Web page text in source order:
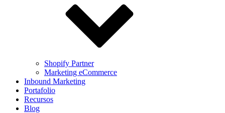
Shopify Partner
Marketing eCommerce
Inbound Marketing
Portafolio
Recursos
Blog